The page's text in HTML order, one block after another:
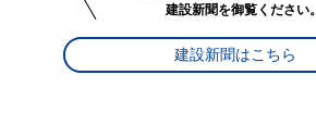
建設新聞を御覧ください。
建設新聞はこちら